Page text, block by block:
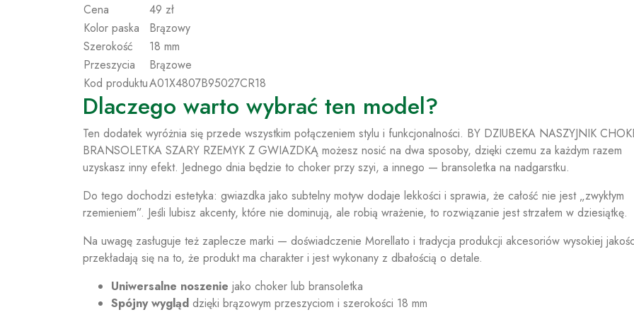
Cena
49 zł
Kolor paska
Brązowy
Szerokość
18 mm
Przeszycia
Brązowe
Kod produktuA01X4807B95027CR18
Dlaczego warto wybrać ten model?
Ten dodatek wyróżnia się przede wszystkim połączeniem stylu i funkcjonalności. BY DZIUBEKA NASZYJNIK
BRANSOLETKA SZARY RZEMYK Z GWIAZDKĄ możesz nosić na dwa sposoby, dzięki czemu za każdym razem
uzyskasz inny efekt. Jednego dnia będzie to choker przy szyi, a innego — bransoletka na nadgarstku.
Do tego dochodzi estetyka: gwiazdka jako subtelny motyw dodaje lekkości i sprawia, że całość nie jest „zwykłym
rzemieniem”. Jeśli lubisz akcenty, które nie dominują, ale robią wrażenie, to rozwiązanie jest strzałem w dziesiątkę.
Na uwagę zasługuje też zaplecze marki — doświadczenie Morellato i tradycja produkcji akcesoriów wysokiej
przekładają się na to, że produkt ma charakter i jest wykonany z dbałością o detale.
Uniwersalne noszenie jako choker lub bransoletka
Spójny wygląd dzięki brązowym przeszyciom i szerokości 18 mm